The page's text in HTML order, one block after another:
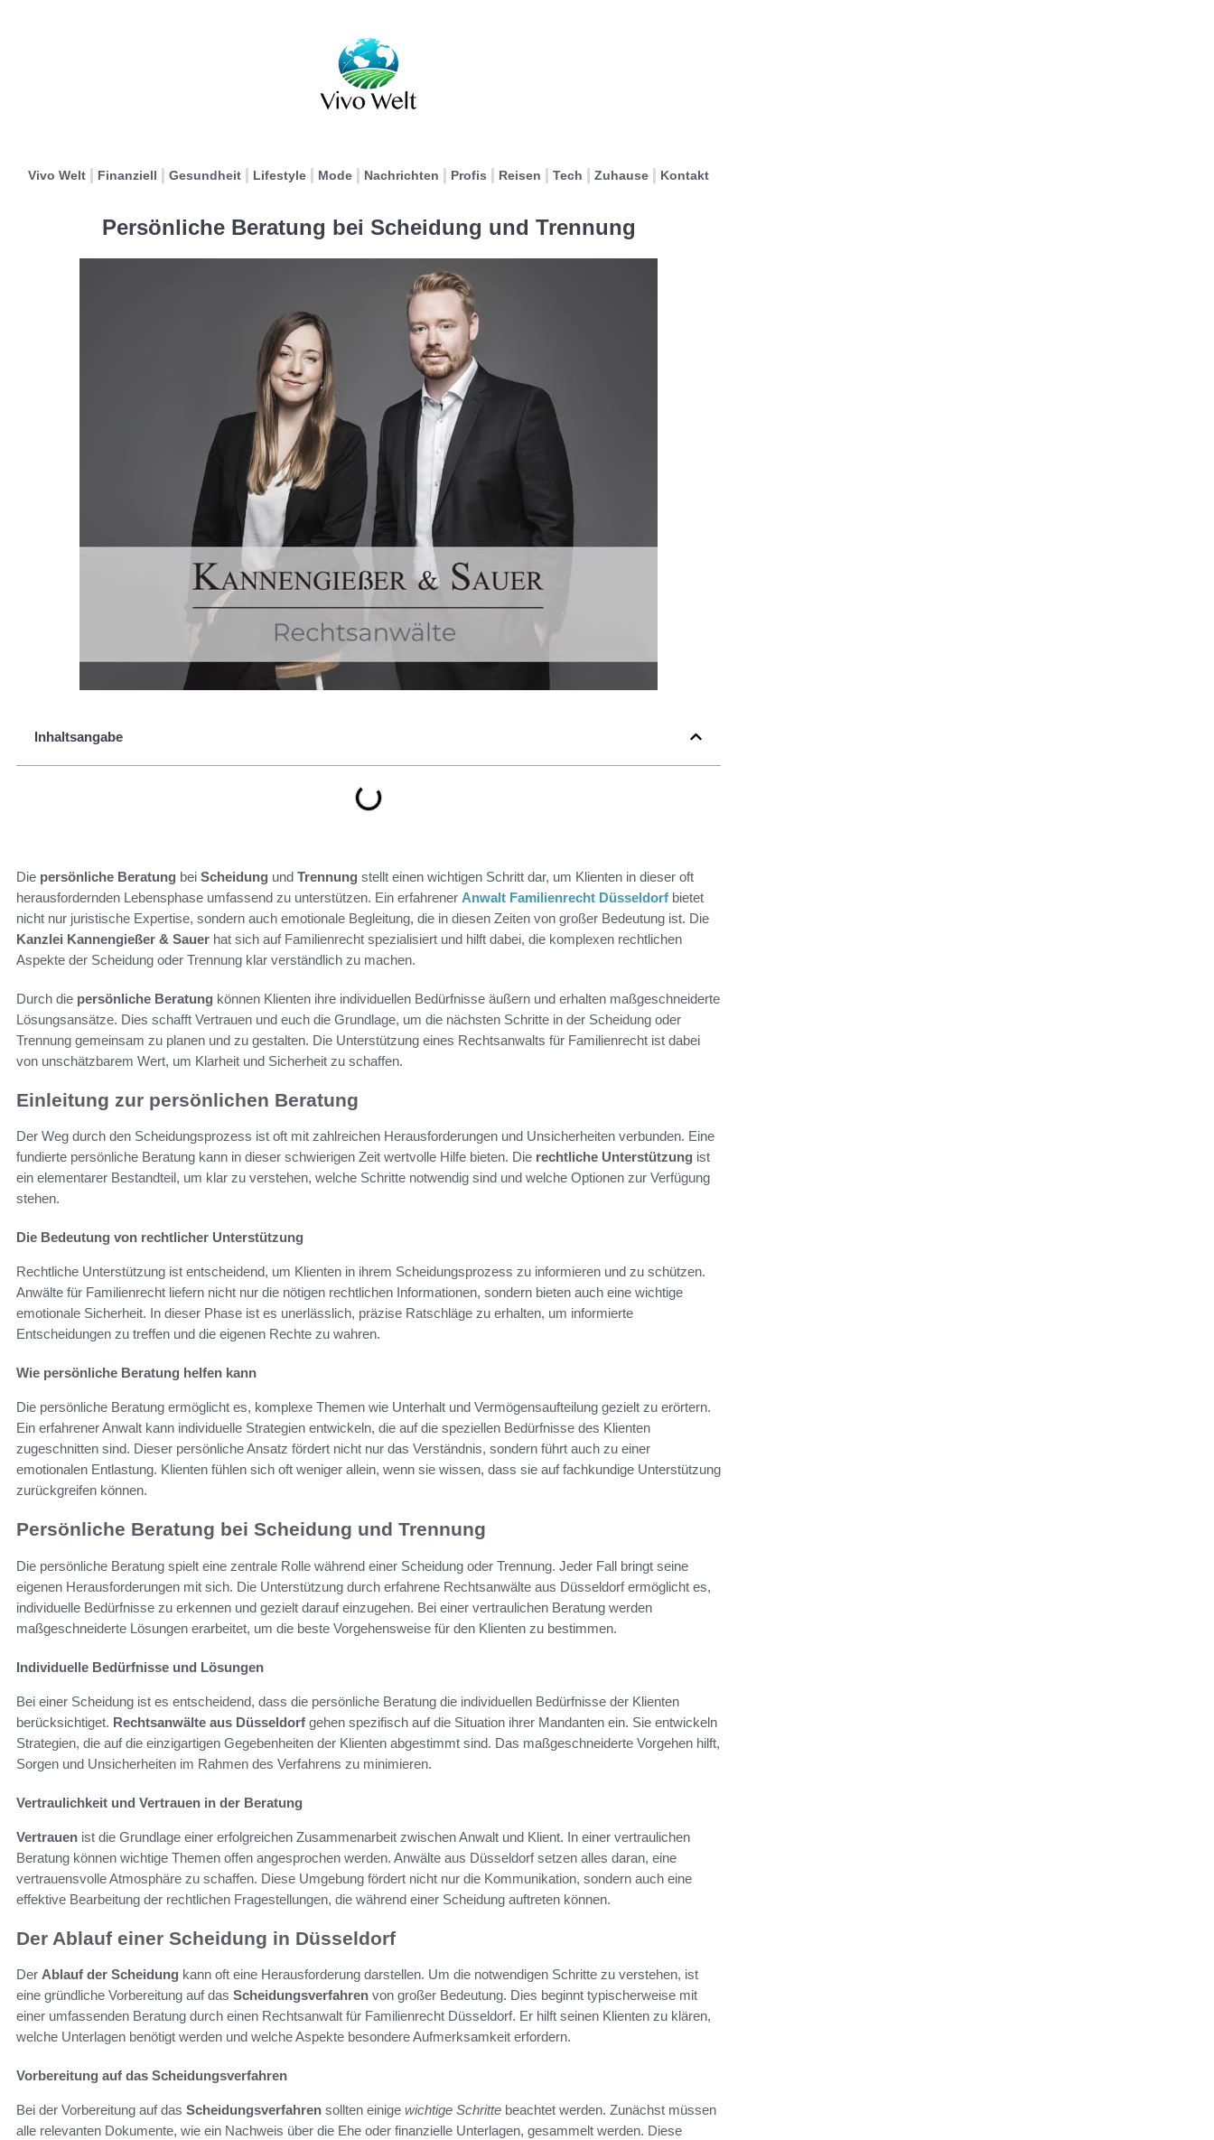
Vivo Welt Finanziell Gesundheit Lifestyle Mode Nachrichten Profis Reisen Tech Zuhause Kontakt
Persönliche Beratung bei Scheidung und Trennung
Inhaltsangabe
Die persönliche Beratung bei Scheidung und Trennung stellt einen wichtigen Schritt dar, um Klienten in dieser oft
herausfordernden Lebensphase umfassend zu unterstützen. Ein erfahrener Anwalt Familienrecht Düsseldorf bietet
nicht nur juristische Expertise, sondern auch emotionale Begleitung, die in diesen Zeiten von großer Bedeutung ist. Die
Kanzlei Kannengießer & Sauer hat sich auf Familienrecht spezialisiert und hilft dabei, die komplexen rechtlichen
Aspekte der Scheidung oder Trennung klar verständlich zu machen.
Durch die persönliche Beratung können Klienten ihre individuellen Bedürfnisse äußern und erhalten maßgeschneiderte
Lösungsansätze. Dies schafft Vertrauen und euch die Grundlage, um die nächsten Schritte in der Scheidung oder
Trennung gemeinsam zu planen und zu gestalten. Die Unterstützung eines Rechtsanwalts für Familienrecht ist dabei
von unschätzbarem Wert, um Klarheit und Sicherheit zu schaffen.
Einleitung zur persönlichen Beratung
Der Weg durch den Scheidungsprozess ist oft mit zahlreichen Herausforderungen und Unsicherheiten verbunden. Eine
fundierte persönliche Beratung kann in dieser schwierigen Zeit wertvolle Hilfe bieten. Die rechtliche Unterstützung ist
ein elementarer Bestandteil, um klar zu verstehen, welche Schritte notwendig sind und welche Optionen zur Verfügung
stehen.
Die Bedeutung von rechtlicher Unterstützung
Rechtliche Unterstützung ist entscheidend, um Klienten in ihrem Scheidungsprozess zu informieren und zu schützen.
Anwälte für Familienrecht liefern nicht nur die nötigen rechtlichen Informationen, sondern bieten auch eine wichtige
emotionale Sicherheit. In dieser Phase ist es unerlässlich, präzise Ratschläge zu erhalten, um informierte
Entscheidungen zu treffen und die eigenen Rechte zu wahren.
Wie persönliche Beratung helfen kann
Die persönliche Beratung ermöglicht es, komplexe Themen wie Unterhalt und Vermögensaufteilung gezielt zu erörtern.
Ein erfahrener Anwalt kann individuelle Strategien entwickeln, die auf die speziellen Bedürfnisse des Klienten
zugeschnitten sind. Dieser persönliche Ansatz fördert nicht nur das Verständnis, sondern führt auch zu einer
emotionalen Entlastung. Klienten fühlen sich oft weniger allein, wenn sie wissen, dass sie auf fachkundige Unterstützung
zurückgreifen können.
Persönliche Beratung bei Scheidung und Trennung
Die persönliche Beratung spielt eine zentrale Rolle während einer Scheidung oder Trennung. Jeder Fall bringt seine
eigenen Herausforderungen mit sich. Die Unterstützung durch erfahrene Rechtsanwälte aus Düsseldorf ermöglicht es,
individuelle Bedürfnisse zu erkennen und gezielt darauf einzugehen. Bei einer vertraulichen Beratung werden
maßgeschneiderte Lösungen erarbeitet, um die beste Vorgehensweise für den Klienten zu bestimmen.
Individuelle Bedürfnisse und Lösungen
Bei einer Scheidung ist es entscheidend, dass die persönliche Beratung die individuellen Bedürfnisse der Klienten
berücksichtiget. Rechtsanwälte aus Düsseldorf gehen spezifisch auf die Situation ihrer Mandanten ein. Sie entwickeln
Strategien, die auf die einzigartigen Gegebenheiten der Klienten abgestimmt sind. Das maßgeschneiderte Vorgehen hilft,
Sorgen und Unsicherheiten im Rahmen des Verfahrens zu minimieren.
Vertraulichkeit und Vertrauen in der Beratung
Vertrauen ist die Grundlage einer erfolgreichen Zusammenarbeit zwischen Anwalt und Klient. In einer vertraulichen
Beratung können wichtige Themen offen angesprochen werden. Anwälte aus Düsseldorf setzen alles daran, eine
vertrauensvolle Atmosphäre zu schaffen. Diese Umgebung fördert nicht nur die Kommunikation, sondern auch eine
effektive Bearbeitung der rechtlichen Fragestellungen, die während einer Scheidung auftreten können.
Der Ablauf einer Scheidung in Düsseldorf
Der Ablauf der Scheidung kann oft eine Herausforderung darstellen. Um die notwendigen Schritte zu verstehen, ist
eine gründliche Vorbereitung auf das Scheidungsverfahren von großer Bedeutung. Dies beginnt typischerweise mit
einer umfassenden Beratung durch einen Rechtsanwalt für Familienrecht Düsseldorf. Er hilft seinen Klienten zu klären,
welche Unterlagen benötigt werden und welche Aspekte besondere Aufmerksamkeit erfordern.
Vorbereitung auf das Scheidungsverfahren
Bei der Vorbereitung auf das Scheidungsverfahren sollten einige wichtige Schritte beachtet werden. Zunächst müssen
alle relevanten Dokumente, wie ein Nachweis über die Ehe oder finanzielle Unterlagen, gesammelt werden. Diese